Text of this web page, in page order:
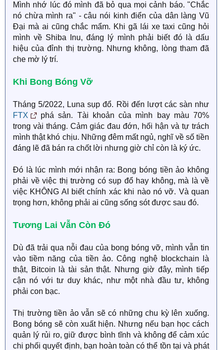
Mình nhớ lúc đó mình đã bỏ qua mọi cảnh báo. "Chắc
nó chừa mình ra" - câu nói kinh điển của dân làng Vũ
Đại mà ai cũng chắc mẩm. Khi gã lái xe taxi cũng hỏi
mình về Shiba Inu, đáng lý mình phải biết đó là dấu
hiệu của đỉnh thị trường. Nhưng không, lòng tham đã
che mờ lý trí.
Khi Bong Bóng Vỡ​
Tháng 5/2022, Luna sụp đổ. Rồi đến lượt các sàn như
FTX
phá sản. Tài khoản của mình bay màu 70%
trong vài tháng. Cảm giác đau đớn, hối hận và tự trách
mình thật khó chịu. Những đêm mất ngủ, nghĩ về số tiền
đáng lẽ đã bán ra chốt lời nhưng giờ chỉ còn là ký ức.
Đó là lúc mình mới nhận ra: Bong bóng tiền ảo không
phải về việc thị trường có sụp đổ hay không, mà là về
việc KHÔNG AI biết chính xác khi nào nó vỡ. Và quan
trọng hơn, không phải ai cũng sống sót được sau đó.
Tương Lai Vẫn Còn Đó​
Dù đã trải qua nỗi đau của bong bóng vỡ, mình vẫn tin
vào tiềm năng của tiền ảo. Công nghệ blockchain là
thật, Bitcoin là tài sản thật. Nhưng giờ đây, mình tiếp
cận nó với tư duy khác, như một nhà đầu tư, không
phải con bạc.
Thị trường tiền ảo vẫn sẽ có những chu kỳ lên xuống.
Bong bóng sẽ còn xuất hiện. Nhưng nếu bạn học cách
quản lý rủi ro, giữ được bình tĩnh và không để cảm xúc
chi phối quyết định, bạn hoàn toàn có thể tồn tại và phát